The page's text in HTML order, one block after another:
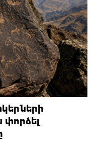
փորձել